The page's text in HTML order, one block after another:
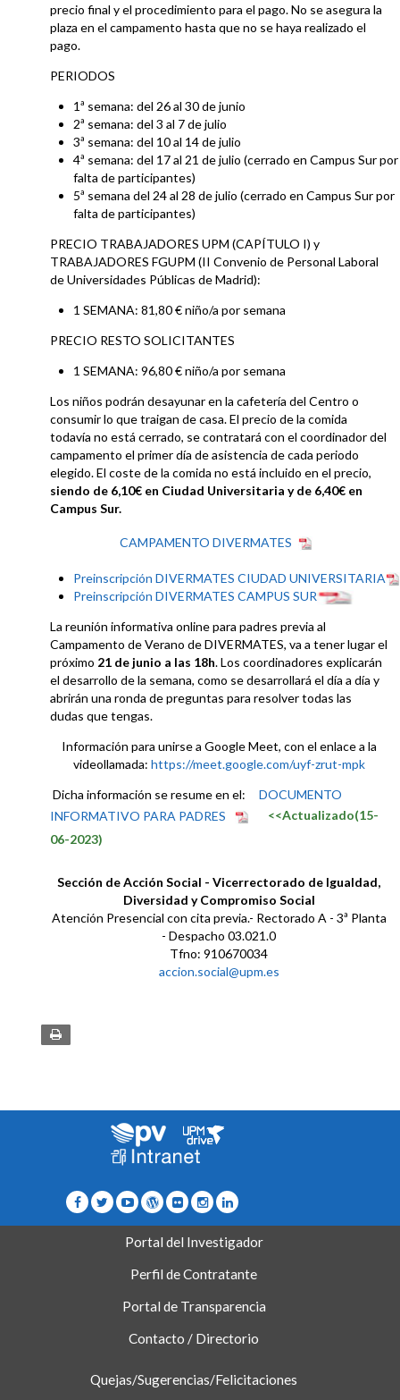
precio final y el procedimiento para el pago. No se asegura la
plaza en el campamento hasta que no se haya realizado el
pago.
PERIODOS
1ª semana: del 26 al 30 de junio
2ª semana: del 3 al 7 de julio
3ª semana: del 10 al 14 de julio
4ª semana: del 17 al 21 de julio (cerrado en Campus Sur por
falta de participantes)
5ª semana del 24 al 28 de julio (cerrado en Campus Sur por
falta de participantes)
PRECIO TRABAJADORES UPM (CAPÍTULO I) y
TRABAJADORES FGUPM (II Convenio de Personal Laboral
de Universidades Públicas de Madrid):
1 SEMANA: 81,80 € niño/a por semana
PRECIO RESTO SOLICITANTES
1 SEMANA: 96,80 € niño/a por semana
Los niños podrán desayunar en la cafetería del Centro o
consumir lo que traigan de casa. El precio de la comida
todavía no está cerrado, se contratará con el coordinador del
campamento el primer día de asistencia de cada periodo
elegido. El coste de la comida no está incluido en el precio,
siendo de 6,10€ en Ciudad Universitaria y de 6,40€ en
Campus Sur.
CAMPAMENTO DIVERMATES
Preinscripción DIVERMATES CIUDAD UNIVERSITARIA
Preinscripción DIVERMATES CAMPUS SUR
La reunión informativa online para padres previa al
Campamento de Verano de DIVERMATES, va a tener lugar el
próximo 21 de junio a las 18h. Los coordinadores explicarán
el desarrollo de la semana, como se desarrollará el día a día y
abrirán una ronda de preguntas para resolver todas las
dudas que tengas.
Información para unirse a Google Meet, con el enlace a la
videollamada: https://meet.google.com/uyf-zrut-mpk
Dicha información se resume en el: DOCUMENTO
INFORMATIVO PARA PADRES
<<Actualizado(15-
06-2023)
Sección de Acción Social - Vicerrectorado de Igualdad,
Diversidad y Compromiso Social
Atención Presencial con cita previa.- Rectorado A - 3ª Planta
- Despacho 03.021.0
Tfno: 910670034
accion.social@upm.es
Portal del Investigador
Perfil de Contratante
Portal de Transparencia
Contacto / Directorio
Quejas/Sugerencias/Felicitaciones